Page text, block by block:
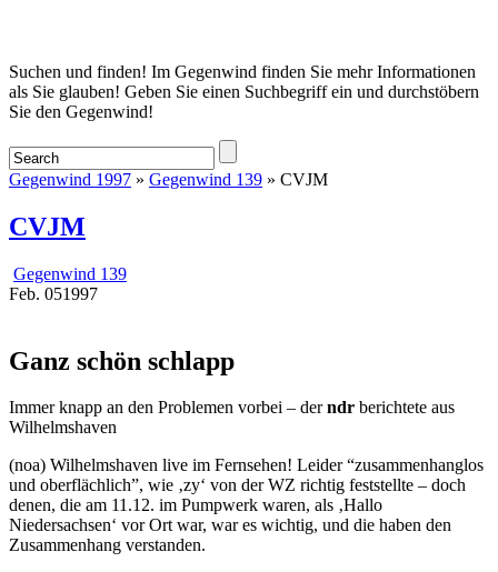
Startseite
Suchen und finden! Im Gegenwind finden Sie mehr Informationen
als Sie glauben! Geben Sie einen Suchbegriff ein und durchstöbern
Sie den Gegenwind!
Gegenwind 1997 » Gegenwind 139 » CVJM
CVJM
Gegenwind 139
Feb. 051997
Ganz schön schlapp
Immer knapp an den Problemen vorbei – derndr berichtete aus
Wilhelmshaven
(noa) Wilhelmshaven live im Fernsehen! Leider “zusammenhanglos
und oberflächlich”, wie ‚zy‘ von der WZ richtig feststellte – doch
denen, die am 11.12. im Pumpwerk waren, als ‚Hallo
Niedersachsen‘ vor Ort war, war es wichtig, und die haben den
Zusammenhang verstanden.